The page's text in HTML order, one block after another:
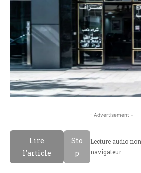
- Advertisement -
Lire
l'article
Sto
p
Lecture audio
navigateur.